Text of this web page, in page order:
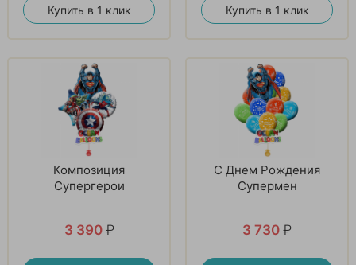
Купить в 1 клик Купить в 1 клик
Композиция
Супергерои
3 390 ₽
С Днем Рождения
Супермен
3 730 ₽